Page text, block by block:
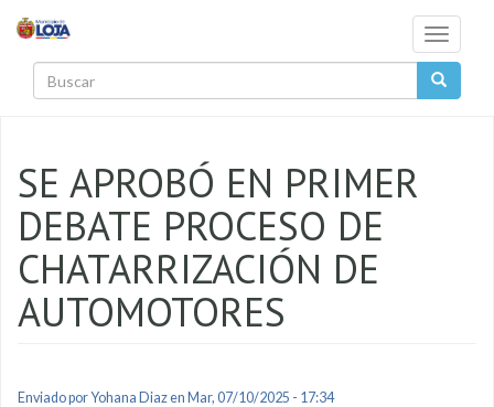
Toggle
SE APROBÓ EN PRIMER
DEBATE PROCESO DE
CHATARRIZACIÓN DE
AUTOMOTORES
Enviado porYohana Diazen Mar, 07/10/2025 - 17:34